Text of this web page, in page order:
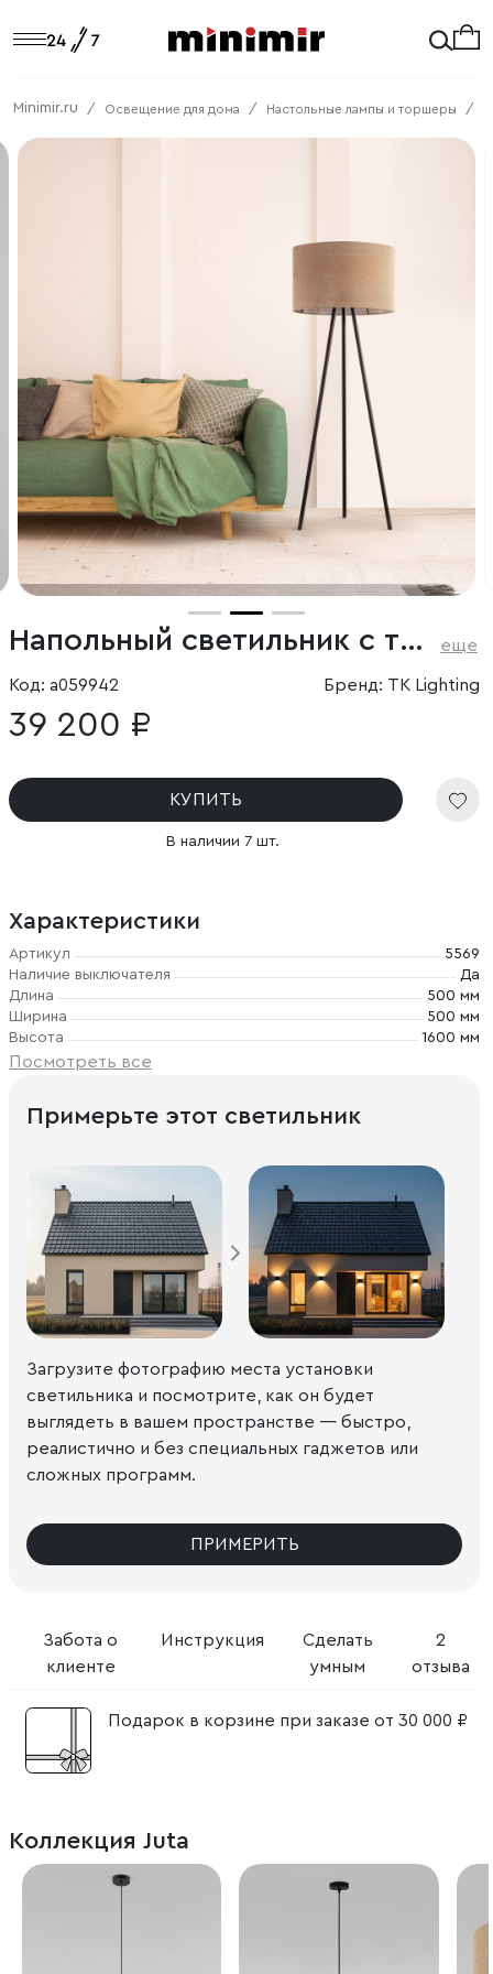
Minimir.ru Освещение для дома Настольные лампы и торшеры
Напольный светильник с тканевым плафоном еще
Код: a059942 Бренд: TK Lighting
39 200 ₽
КУПИТЬ
В наличии 7 шт.
Характеристики
Артикул
5569
Наличие выключателя
Да
Длина
500 мм
Ширина
500 мм
Высота
1600 мм
Посмотреть все
Забота о
клиенте
Инструкция
Сделать
умным
2
отзыва
Подарок в корзине при заказе от 30 000 ₽
Примерьте этот светильник
Загрузите фотографию места установки
светильника и посмотрите, как он будет
выглядеть в вашем пространстве — быстро,
реалистично и без специальных гаджетов или
сложных программ.
ПРИМЕРИТЬ
Коллекция Juta